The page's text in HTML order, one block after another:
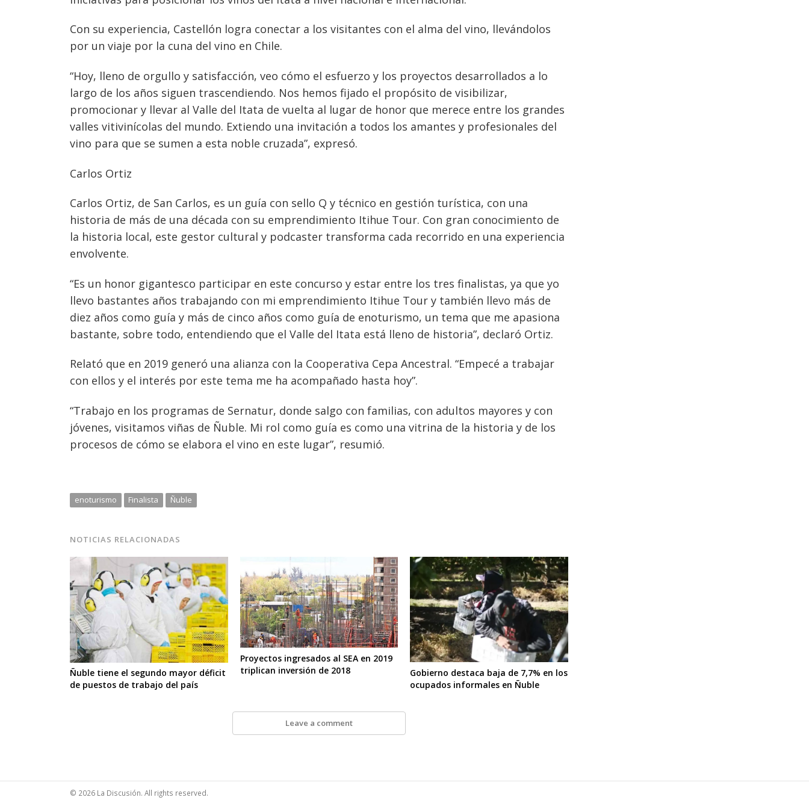
Con su experiencia, Castellón logra conectar a los visitantes con el alma del vino, llevándolos
por un viaje por la cuna del vino en Chile.
“Hoy, lleno de orgullo y satisfacción, veo cómo el esfuerzo y los proyectos desarrollados a lo
largo de los años siguen trascendiendo. Nos hemos fijado el propósito de visibilizar,
promocionar y llevar al Valle del Itata de vuelta al lugar de honor que merece entre los grandes
valles vitivinícolas del mundo. Extiendo una invitación a todos los amantes y profesionales del
vino para que se sumen a esta noble cruzada”, expresó.
Carlos Ortiz
Carlos Ortiz, de San Carlos, es un guía con sello Q y técnico en gestión turística, con una
historia de más de una década con su emprendimiento Itihue Tour. Con gran conocimiento de
la historia local, este gestor cultural y podcaster transforma cada recorrido en una experiencia
envolvente.
“Es un honor gigantesco participar en este concurso y estar entre los tres finalistas, ya que yo
llevo bastantes años trabajando con mi emprendimiento Itihue Tour y también llevo más de
diez años como guía y más de cinco años como guía de enoturismo, un tema que me apasiona
bastante, sobre todo, entendiendo que el Valle del Itata está lleno de historia”, declaró Ortiz.
Relató que en 2019 generó una alianza con la Cooperativa Cepa Ancestral. “Empecé a trabajar
con ellos y el interés por este tema me ha acompañado hasta hoy”.
“Trabajo en los programas de Sernatur, donde salgo con familias, con adultos mayores y con
jóvenes, visitamos viñas de Ñuble. Mi rol como guía es como una vitrina de la historia y de los
procesos de cómo se elabora el vino en este lugar”, resumió.
enoturismo Finalista Ñuble
NOTICIAS RELACIONADAS
Ñuble tiene el segundo mayor déficit
de puestos de trabajo del país
Proyectos ingresados al SEA en 2019
triplican inversión de 2018
Gobierno destaca baja de 7,7% en los
ocupados informales en Ñuble
Leave a comment
© 2026 La Discusión. All rights reserved.